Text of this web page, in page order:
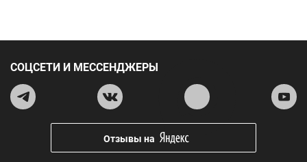
СОЦСЕТИ И МЕССЕНДЖЕРЫ
Отзывы на